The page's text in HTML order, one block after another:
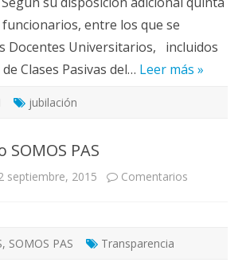
entre los que se
Docentes Universitarios, incluidos
Clases Pasivas del… Leer más »
jubilación
SOMOS PAS
septiembre, 2015 Comentarios
, SOMOS PAS Transparencia